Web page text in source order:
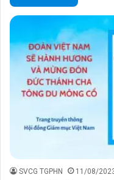
SVCG TGPHN 11/08/